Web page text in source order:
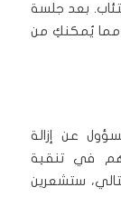
بعد جلسة
مما يُمكنكِ من
عن إزالة
في تنقية
ستشعرين